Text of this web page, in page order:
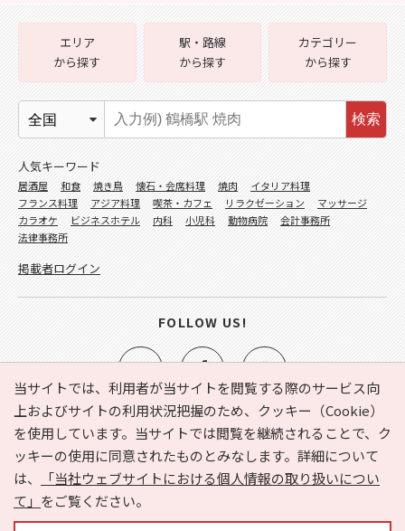
当サイトでは、利用者が当サイトを閲覧する際のサービス向
上およびサイトの利用状況把握のため、クッキー（Cookie）
を使用しています。当サイトでは閲覧を継続されることで、ク
ッキーの使用に同意されたものとみなします。詳細について
は、
「当社ウェブサイトにおける個人情報の取り扱いについ
て」 をご覧ください。
e-NAVITA（イーナビタ）とは？ お気に入り
ヘルプ
利用規約
個人情報の取り扱いについて
運営会社
サイトマップ
広告掲載に関するお問い合わせ
エリア
から探す
駅・路線
から探す
カテゴリー
から探す
検索
人気キーワード
居酒屋 和食 焼き鳥 懐石・会席料理 焼肉
イタリア料理
フランス料理
アジア料理 喫茶・カフェ リラクゼーション
マッサージ
カラオケ
ビジネスホテル 内科 小児科 動物病院
会計事務所
法律事務所
掲載者ログイン
FOLLOW US!